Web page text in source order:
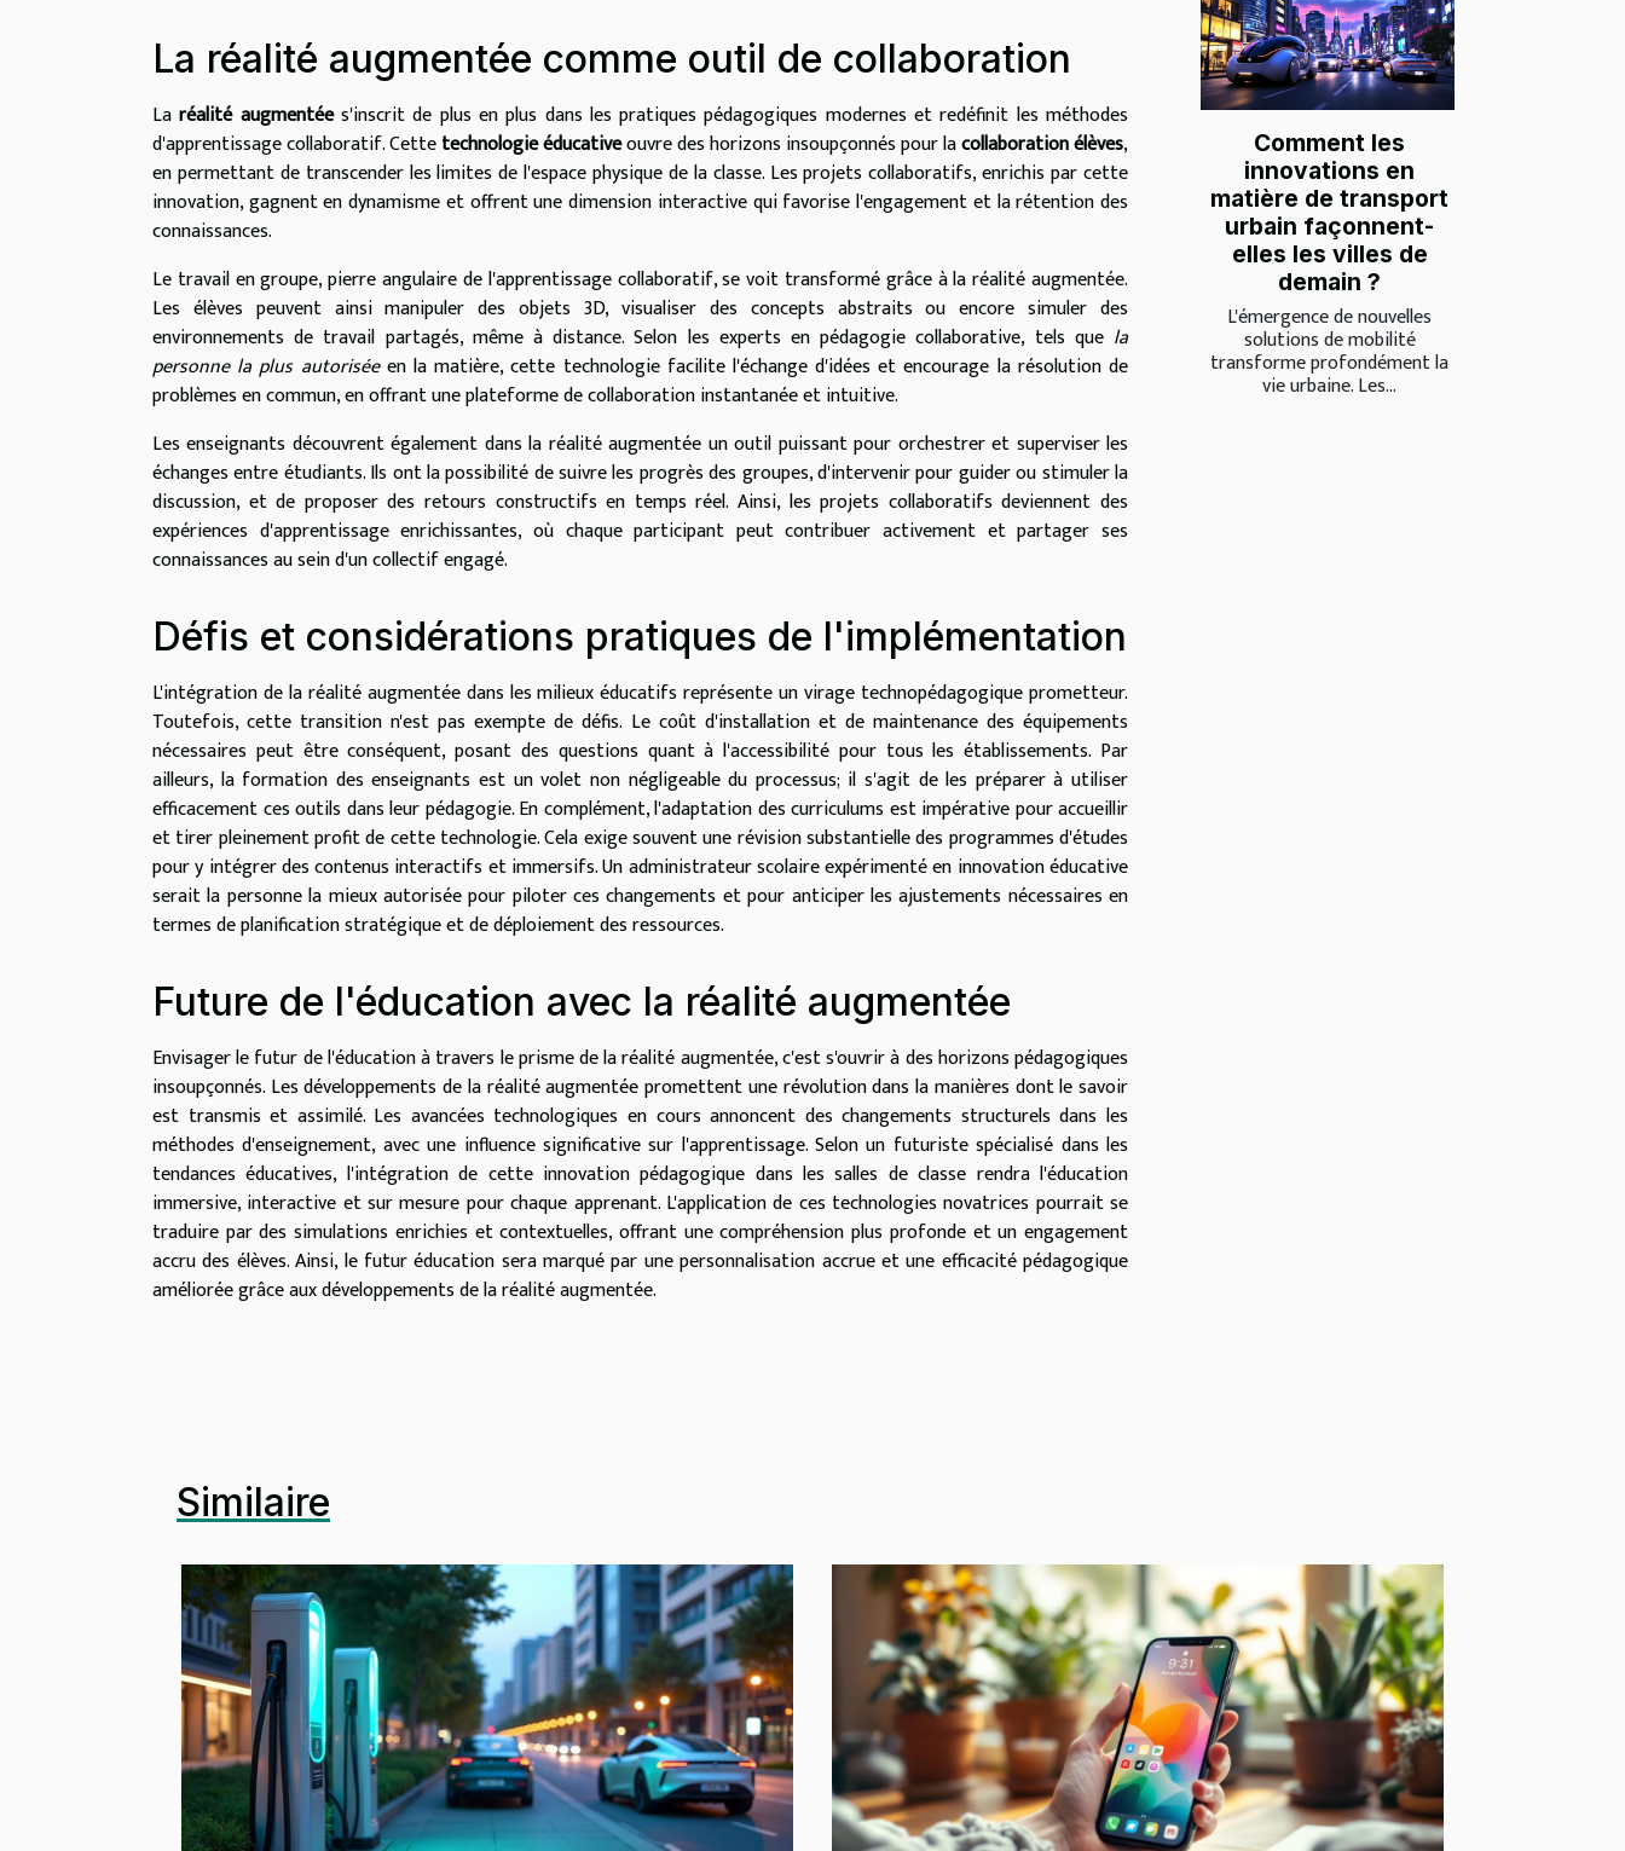
La réalité augmentée comme outil de collaboration
Laréalité augmentées'inscrit de plus en plus dans les pratiques pédagogiques modernes et redéfinit les méthodes
d'apprentissage collaboratif. Cettetechnologie éducativeouvre des horizons insoupçonnés pour lacollaboration élèves,
en permettant de transcender les limites de l'espace physique de la classe. Les projets collaboratifs, enrichis par cette
innovation, gagnent en dynamisme et offrent une dimension interactive qui favorise l'engagement et la rétention des
connaissances.
Le travail en groupe, pierre angulaire de l'apprentissage collaboratif, se voit transformé grâce à la réalité augmentée.
Les élèves peuvent ainsi manipuler des objets 3D, visualiser des concepts abstraits ou encore simuler des
environnements de travail partagés, même à distance. Selon les experts en pédagogie collaborative, tels que la
personne la plus autoriséeen la matière, cette technologie facilite l'échange d'idées et encourage la résolution de
problèmes en commun, en offrant une plateforme de collaboration instantanée et intuitive.
Les enseignants découvrent également dans la réalité augmentée un outil puissant pour orchestrer et superviser les
échanges entre étudiants. Ils ont la possibilité de suivre les progrès des groupes, d'intervenir pour guider ou stimuler la
discussion, et de proposer des retours constructifs en temps réel. Ainsi, les projets collaboratifs deviennent des
expériences d'apprentissage enrichissantes, où chaque participant peut contribuer activement et partager ses
connaissances au sein d'un collectif engagé.
Défis et considérations pratiques de l'implémentation
L'intégration de la réalité augmentée dans les milieux éducatifs représente un virage technopédagogique prometteur.
Toutefois, cette transition n'est pas exempte de défis. Le coût d'installation et de maintenance des équipements
nécessaires peut être conséquent, posant des questions quant à l'accessibilité pour tous les établissements. Par
ailleurs, la formation des enseignants est un volet non négligeable du processus; il s'agit de les préparer à utiliser
efficacement ces outils dans leur pédagogie. En complément, l'adaptation des curriculums est impérative pour accueillir
et tirer pleinement profit de cette technologie. Cela exige souvent une révision substantielle des programmes d'études
pour y intégrer des contenus interactifs et immersifs. Un administrateur scolaire expérimenté en innovation éducative
serait la personne la mieux autorisée pour piloter ces changements et pour anticiper les ajustements nécessaires en
termes de planification stratégique et de déploiement des ressources.
Future de l'éducation avec la réalité augmentée
Envisager le futur de l'éducation à travers le prisme de la réalité augmentée, c'est s'ouvrir à des horizons pédagogiques
insoupçonnés. Les développements de la réalité augmentée promettent une révolution dans la manières dont le savoir
est transmis et assimilé. Les avancées technologiques en cours annoncent des changements structurels dans les
méthodes d'enseignement, avec une influence significative sur l'apprentissage. Selon un futuriste spécialisé dans les
tendances éducatives, l'intégration de cette innovation pédagogique dans les salles de classe rendra l'éducation
immersive, interactive et sur mesure pour chaque apprenant. L'application de ces technologies novatrices pourrait se
traduire par des simulations enrichies et contextuelles, offrant une compréhension plus profonde et un engagement
accru des élèves. Ainsi, le futur éducation sera marqué par une personnalisation accrue et une efficacité pédagogique
améliorée grâce aux développements de la réalité augmentée.
Comment les
innovations en
matière de transport
urbain façonnent-
elles les villes de
demain ?
L'émergence de nouvelles
solutions de mobilité
transforme profondément la
vie urbaine. Les...
Similaire